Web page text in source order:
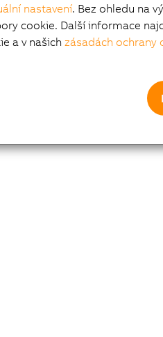
nastavení. Bez ohledu na
cookie. Další informace
a v našich zásadách ochrany